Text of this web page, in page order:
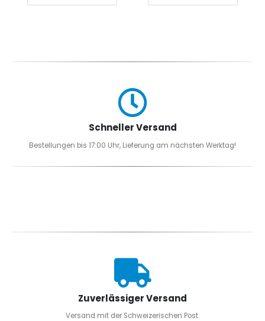
Schneller Versand
Bestellungen bis 17:00 Uhr, Lieferung am nächsten Werktag!
Zuverlässiger Versand
Versand mit der Schweizerischen Post.